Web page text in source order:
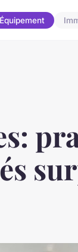
Équipement